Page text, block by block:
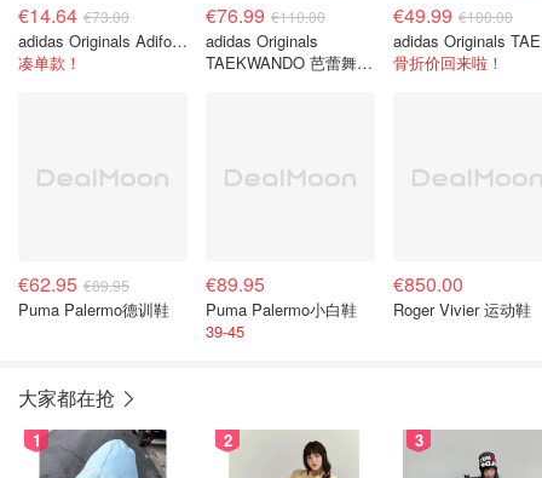
€14.64 €73.00
adidas Originals Adifom Supernova 休闲运动鞋
凑单款！
€76.99 €110.00
adidas Originals
TAEKWANDO 芭蕾舞鞋
€49.99 €100.00
骨折价回来啦！
€62.95 €89.95
Puma Palermo德训鞋
€89.95
Puma Palermo小白鞋
39-45
€850.00
Roger Vivier 运动鞋
大家都在抢
1 2 3